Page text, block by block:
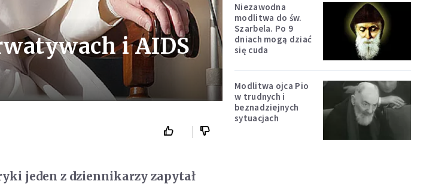
i AIDS
jeden z dziennikarzy zapytał
Niezawodna
modlitwa do św.
Szarbela. Po 9
dniach mogą dziać
się cuda
Modlitwa ojca Pio
w trudnych i
beznadziejnych
sytuacjach